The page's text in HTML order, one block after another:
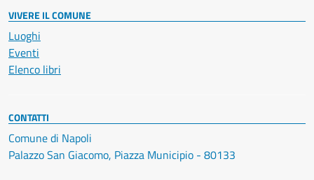
VIVERE IL COMUNE
Luoghi
Eventi
Elenco libri
CONTATTI
Comune di Napoli
Palazzo San Giacomo, Piazza Municipio - 80133